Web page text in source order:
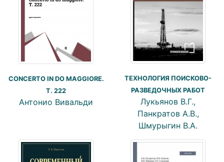
CONCERTO IN DO MAGGIORE.
T. 222
Антонио Вивальди
ТЕХНОЛОГИЯ ПОИСКОВО-
РАЗВЕДОЧНЫХ РАБОТ
Лукьянов В.Г.,
Панкратов А.В.,
Шмурыгин В.А.